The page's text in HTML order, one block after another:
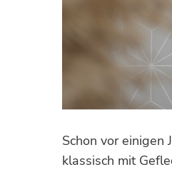
Schon vor einigen
klassisch mit